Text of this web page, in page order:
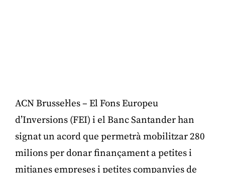
ACN Brussel·les – El Fons Europeu
d’Inversions (FEI) i el Banc Santander han
signat un acord que permetrà mobilitzar 280
milions per donar finançament a petites i
mitjanes empreses i petites companyies de